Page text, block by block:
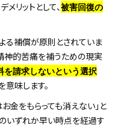
リットとして、被害回復の
る補償が原則とされていま
神的苦痛を補うための現実
を請求しないという選択
意味します。
金をもらっても消えない」と
いずれか早い時点を経過す